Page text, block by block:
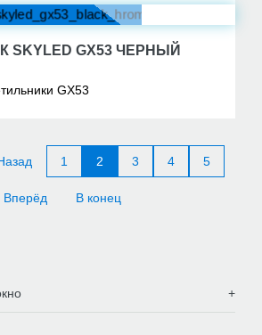
SKYLED GX53 ЧЕРНЫЙ
GX53
1 2 3 4 5
Вперёд В конец